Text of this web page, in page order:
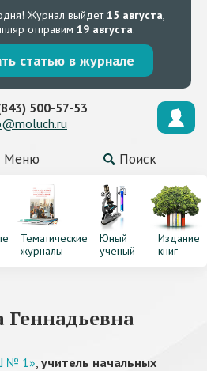
Журнал выйдет15 августа,
отправим 19 августа.
статью в журнале
Меню Поиск
500-57-53
Тематические
журналы
Юный
ученый
Издание
книг
Геннадьевна
№ 1», учитель начальных